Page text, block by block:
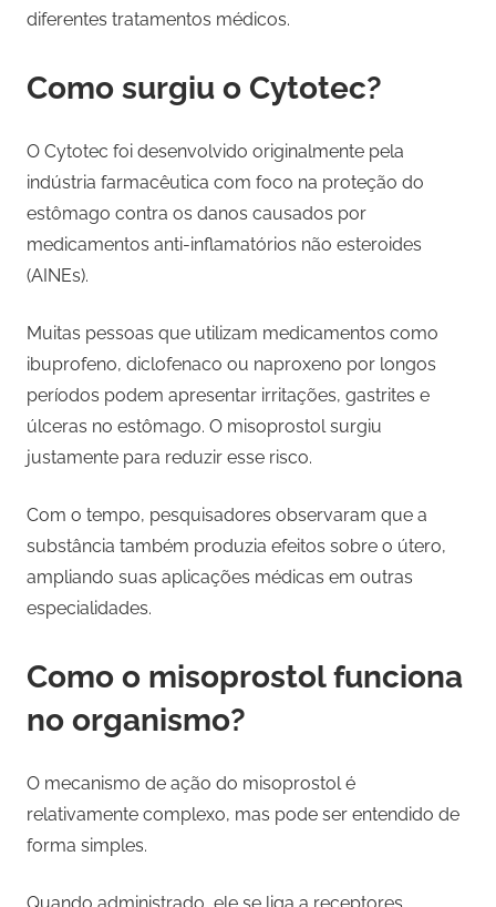
diferentes tratamentos médicos.
Como surgiu o Cytotec?
O Cytotec foi desenvolvido originalmente pela
indústria farmacêutica com foco na proteção do
estômago contra os danos causados por
medicamentos anti-inflamatórios não esteroides
(AINEs).
Muitas pessoas que utilizam medicamentos como
ibuprofeno, diclofenaco ou naproxeno por longos
períodos podem apresentar irritações, gastrites e
úlceras no estômago. O misoprostol surgiu
justamente para reduzir esse risco.
Com o tempo, pesquisadores observaram que a
substância também produzia efeitos sobre o útero,
ampliando suas aplicações médicas em outras
especialidades.
Como o misoprostol funciona
no organismo?
O mecanismo de ação do misoprostol é
relativamente complexo, mas pode ser entendido de
forma simples.